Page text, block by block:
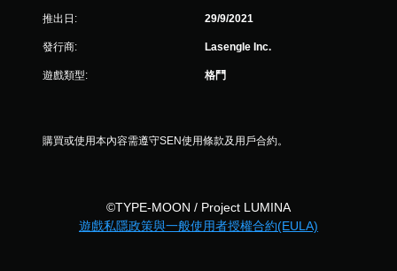
推出日: 29/9/2021
發行商: Lasengle Inc.
遊戲類型: 格鬥
購買或使用本內容需遵守SEN使用條款及用戶合約。
©TYPE-MOON / Project LUMINA
遊戲私隱政策與一般使用者授權合約(EULA)